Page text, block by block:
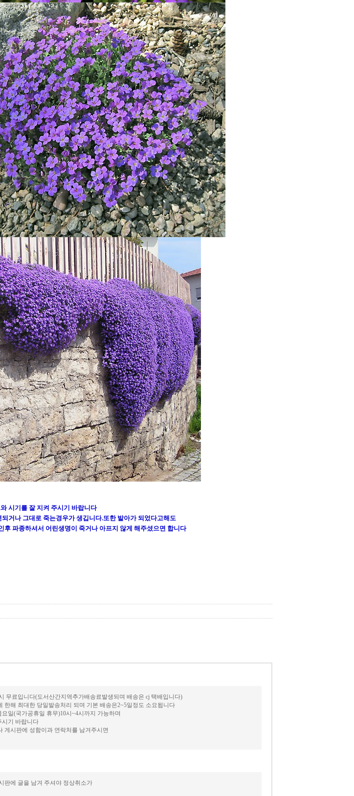
시기를 잘 지켜 주시기 바랍니다
거나 그대로 죽는경우가 생깁니다.또한 발아가 되었다고해도
후 파종하셔서 어린생명이 죽거나 아프지 않게 해주셨으면 합니다
무료입니다(도서산간지역추가배송료발생되며 배송은 cj 택배입니다)
한해 최대한 당일발송처리 되며 기본 배송은2~5일정도 소요됩니다
일(국가공휴일 휴무)10시~4시까지 가능하며
시기 바랍니다
게시판에 성함이과 연락처를 남겨주시면
판에 글을 남겨 주셔야 정상취소가